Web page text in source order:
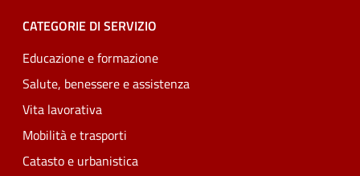
CATEGORIE DI SERVIZIO
Educazione e formazione
Salute, benessere e assistenza
Vita lavorativa
Mobilità e trasporti
Catasto e urbanistica